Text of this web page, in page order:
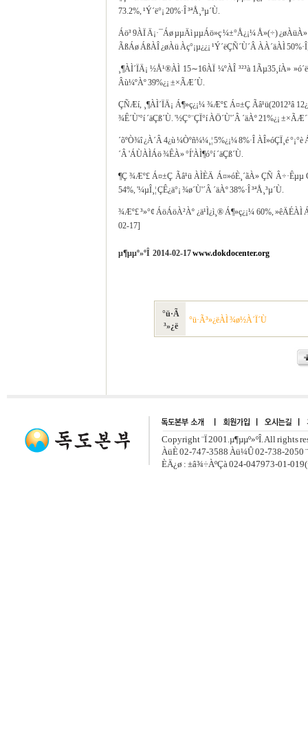
73.2%, ¹Ý´ë°¡ 20%·Î ³ªÅ¸³µ´Ù.
Áö³­ 9ÀÏ Ä¡·¯Áø µµÄì µµÁö»ç ¼±°Å¿¡¼­ Å»(÷­)
ÃßÁø ÁßÀÎ ¿øÀü Àç°¡µ¿¿¡ ¹Ý´ëÇÑ´Ù´Â ÀÀ´äÀÌ
¸¶ÀÌ´ÏÄ¡ ½Å¹®ÀÌ 15∼16ÀÏ ¼ºÀÎ ³²³à 1Ãµ35¸íÀ»
Âù¼ºÀº 39%¿¡ ±×ÃÆ´Ù.
ÇÑÆí, ¸¶ÀÌ´ÏÄ¡ Á¶»ç¿¡¼­ ¾Æº£ Á¤±Ç Ãâ¹ü(2012³â
¾Ê´Ù'°í ´äÇß´Ù. '½Ç°¨ÇÏ°í ÀÖ´Ù'´Â ´äÀº 21%¿¡
´õºÒ¾î ¿À´Â 4¿ù ¼Òºñ¼¼¸¦ 5%¿¡¼­ 8%·Î ÀÎ»óÇÏ¸é
´Â 'ÁÙÀÌÁö ¾ÊÀ» °Í'ÀÌ¶ó°í ´äÇß´Ù.
¶Ç ¾Æº£ Á¤±Ç Ãâ¹ü ÀÌÈÄ Á¤»óÈ¸´ãÀ» ÇÑ Â÷·Êµµ
54%, '¼­µÎ¸¦ ÇÊ¿ä°¡ ¾ø´Ù'´Â ´äÀº 38%·Î ³ªÅ¸³µ´Ù.
¾Æº£ ³»°¢ ÁöÁöÀ²Àº ¿ä¹Ì¿ì¸® Á¶»ç¿¡¼­ 60%, »êÄÉÀÌ
02-17]
µ¶µµº»ºÎ 2014-02-17www.dokdocenter.org
°ü·Ã
³»¿ë
°ü·Ã³»¿ëÀÌ ¾ø½À´Ï´Ù
Copyright ¨Ï 2001.µ¶µµº»ºÎ. All rights
ÀüÈ­ 02-747-3588 Àü¼Û 02-738-2050
ÈÄ¿ø : ±â¾÷ÀºÇà 024-047973-01-